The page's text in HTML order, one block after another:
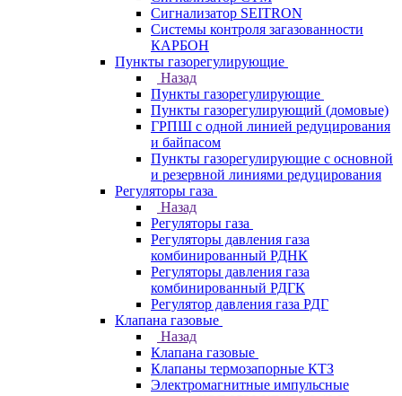
Сигнализатор SEITRON
Системы контроля загазованности
КАРБОН
Пункты газорегулирующие
Назад
Пункты газорегулирующие
Пункты газорегулирующий (домовые)
ГРПШ с одной линией редуцирования
и байпасом
Пункты газорегулирующие с основной
и резервной линиями редуцирования
Регуляторы газа
Назад
Регуляторы газа
Регуляторы давления газа
комбинированный РДНК
Регуляторы давления газа
комбинированный РДГК
Регулятор давления газа РДГ
Клапана газовые
Назад
Клапана газовые
Клапаны термозапорные КТЗ
Электромагнитные импульсные